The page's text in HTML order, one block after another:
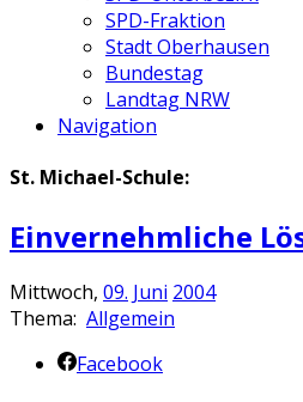
SPD-Fraktion
Stadt Oberhausen
Bundestag
Landtag NRW
Navigation
St. Michael-Schule:
Einvernehmliche
Mittwoch, 09. Juni 2004
Thema: Allgemein
Facebook